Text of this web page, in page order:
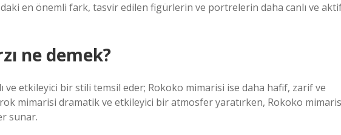
en önemli fark, tasvir edilen figürlerin ve portrelerin daha canlı ve
ne demek?
ve etkileyici bir stili temsil eder; Rokoko mimarisi ise daha hafif, zarif ve
mimarisi dramatik ve etkileyici bir atmosfer yaratırken, Rokoko
sunar.